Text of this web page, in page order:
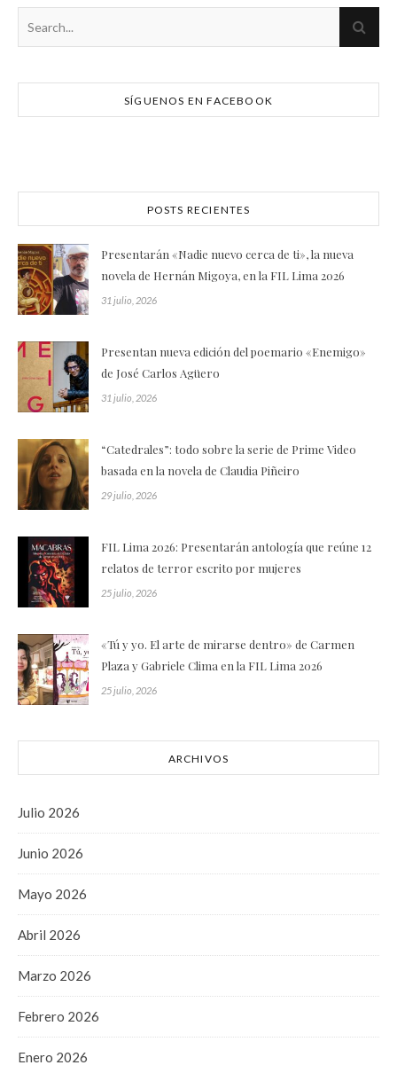
SÍGUENOS EN FACEBOOK
POSTS RECIENTES
Presentarán «Nadie nuevo cerca de ti», la nueva
novela de Hernán Migoya, en la FIL Lima 2026
31 julio, 2026
Presentan nueva edición del poemario «Enemigo»
de José Carlos Agüero
31 julio, 2026
“Catedrales”: todo sobre la serie de Prime Video
basada en la novela de Claudia Piñeiro
29 julio, 2026
FIL Lima 2026: Presentarán antología que reúne 12
relatos de terror escrito por mujeres
25 julio, 2026
«Tú y yo. El arte de mirarse dentro» de Carmen
Plaza y Gabriele Clima en la FIL Lima 2026
25 julio, 2026
ARCHIVOS
Julio 2026
Junio 2026
Mayo 2026
Abril 2026
Marzo 2026
Febrero 2026
Enero 2026